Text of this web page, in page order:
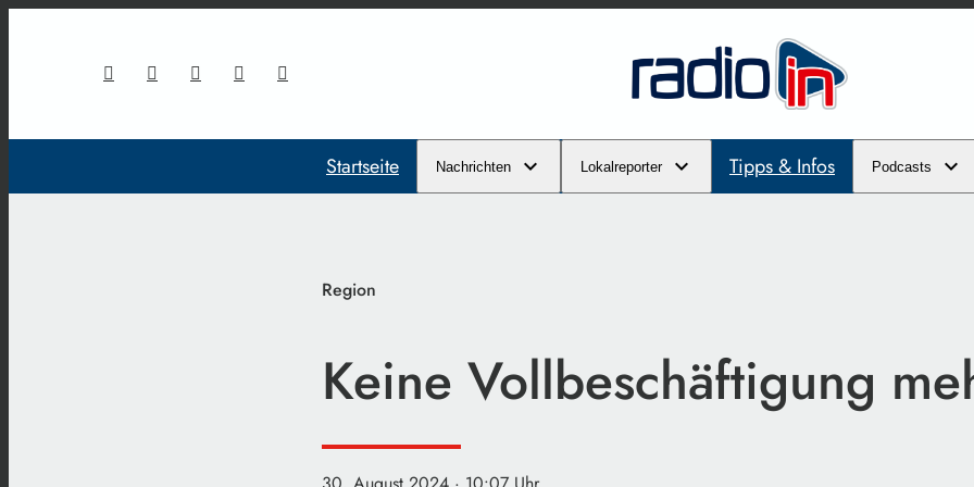
Startseite Nachrichten Lokalreporter Tipps & Infos Podcasts
Region
Keine Vollbeschäftigung